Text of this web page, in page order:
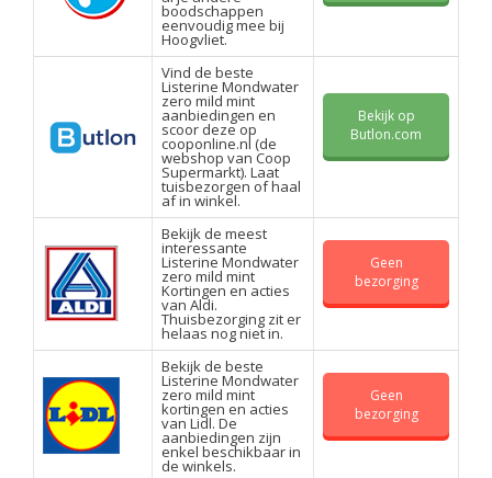
boodschappen
eenvoudig mee bij
Hoogvliet.
Vind de beste
Listerine Mondwater
zero mild mint
aanbiedingen en
scoor deze op
cooponline.nl (de
webshop van Coop
Supermarkt). Laat
tuisbezorgen of haal
af in winkel.
Bekijk op
Butlon.com
Bekijk de meest
interessante
Listerine Mondwater
zero mild mint
Kortingen en acties
van Aldi.
Thuisbezorging zit er
helaas nog niet in.
Geen
bezorging
Bekijk de beste
Listerine Mondwater
zero mild mint
kortingen en acties
van Lidl. De
aanbiedingen zijn
enkel beschikbaar in
de winkels.
Geen
bezorging